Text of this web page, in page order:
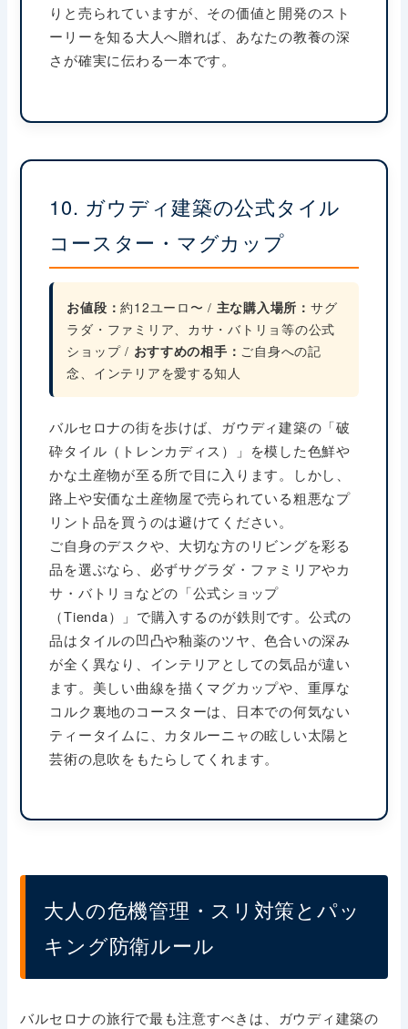
りと売られていますが、その価値と開発のスト
ーリーを知る大人へ贈れば、あなたの教養の深
さが確実に伝わる一本です。
10. ガウディ建築の公式タイル
コースター・マグカップ
お値段：約12ユーロ〜 / 主な購入場所： サグ
ラダ・ファミリア、カサ・バトリョ等の公式
ショップ / おすすめの相手： ご自身への記
念、インテリアを愛する知人
バルセロナの街を歩けば、ガウディ建築の「破
砕タイル（トレンカディス）」を模した色鮮や
かな土産物が至る所で目に入ります。しかし、
路上や安価な土産物屋で売られている粗悪なプ
リント品を買うのは避けてください。
ご自身のデスクや、大切な方のリビングを彩る
品を選ぶなら、必ずサグラダ・ファミリアやカ
サ・バトリョなどの「公式ショップ
（Tienda）」で購入するのが鉄則です。公式の
品はタイルの凹凸や釉薬のツヤ、色合いの深み
が全く異なり、インテリアとしての気品が違い
ます。美しい曲線を描くマグカップや、重厚な
コルク裏地のコースターは、日本での何気ない
ティータイムに、カタルーニャの眩しい太陽と
芸術の息吹をもたらしてくれます。
大人の危機管理・スリ対策とパッ
キング防衛ルール
バルセロナの旅行で最も注意すべきは、ガウディ建築の